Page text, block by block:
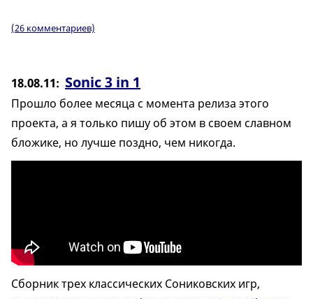
(26 комментариев)
18.08.11 Sonic 3 in 1
Прошло более месяца с момента релиза этого
проекта, а я только пишу об этом в своем славном
бложике, но лучше поздно, чем никогда.
Сборник трех классических Сониковских игр,